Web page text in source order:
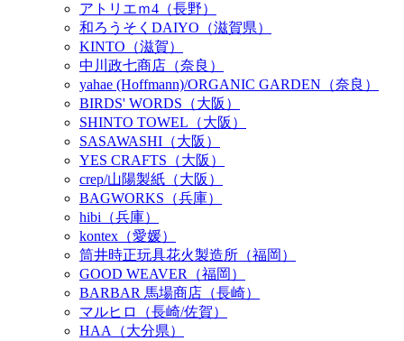
アトリエｍ4（長野）
和ろうそくDAIYO（滋賀県）
KINTO（滋賀）
中川政七商店（奈良）
yahae (Hoffmann)/ORGANIC GARDEN（奈良）
BIRDS' WORDS（大阪）
SHINTO TOWEL（大阪）
SASAWASHI（大阪）
YES CRAFTS（大阪）
crep/山陽製紙（大阪）
BAGWORKS（兵庫）
hibi（兵庫）
kontex（愛媛）
筒井時正玩具花火製造所（福岡）
GOOD WEAVER（福岡）
BARBAR 馬場商店（長崎）
マルヒロ（長崎/佐賀）
HAA（大分県）